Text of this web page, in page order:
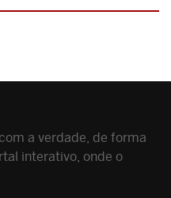
a verdade, de forma
interativo, onde o